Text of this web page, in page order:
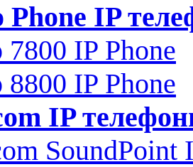
Phone IP
7800 IP Phone
8800 IP Phone
IP
SoundPoint